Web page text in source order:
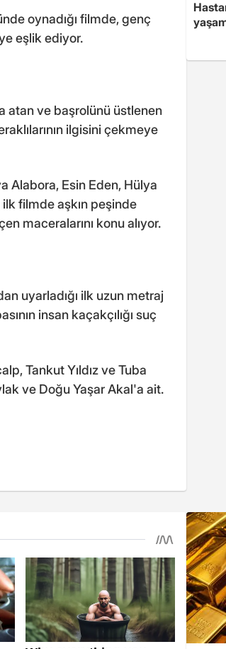
oynadığı filmde, genç
eşlik ediyor.
atan ve başrolünü üstlenen
ilgisini çekmeye
Alabora, Esin Eden, Hülya
filmde aşkın peşinde
maceralarını konu alıyor.
uyarladığı ilk uzun metraj
insan kaçakçılığı suç
Tankut Yıldız ve Tuba
ve Doğu Yaşar Akal'a ait.